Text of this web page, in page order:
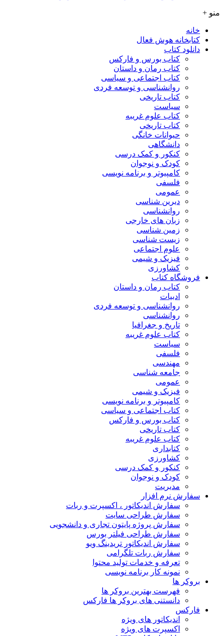
منو +
خانه
کتابخانه هوش فعال
دانلود کتاب
کتاب بورس و فارکس
کتاب رمان و داستان
کتاب اجتماعی و سیاسی
روانشناسی و توسعه فردی
کتاب تاریخی
سیاست
کتاب علوم غریبه
کتاب تاریخی
حیوانات خانگی
دانشگاهی
کنکور و کمک‌ درسی
کودک و نوجوان
کامپیوتر و برنامه نویسی
فلسفی
عمومی
دیرین شناسی
روانشناسی
زبان های خارجی
زمین شناسی
زیست شناسی
علوم اجتماعی
فیزیک و شیمی
کشاورزی
فروشگاه کتاب
کتاب رمان و داستان
ادبیات
روانشناسی و توسعه فردی
روانشناسی
تاریخ و جغرافیا
کتاب علوم غریبه
سیاست
فلسفی
مهندسی
جامعه شناسی
عمومی
فیزیک و شیمی
کامپیوتر و برنامه نویسی
کتاب اجتماعی و سیاسی
کتاب بورس و فارکس
کتاب تاریخی
کتاب علوم غریبه
کتابداری
کشاورزی
کنکور و کمک‌ درسی
کودک و نوجوان
مدیریت
سفارش نرم افزار
سفارش اندیکاتور ، اکسپرت و ربات
سفارش طراحی سایت
سفارش پروژه پایتون تجاری و دانشجویی
سفارش طراحی فیلتر بورس
سفارش اندیکاتور تریدینگ ویو
سفارش ربات تلگرامی
تعرفه و خدمات تولید محتوا
نمونه کار برنامه نویسی
بروکر ها
فهرست بهترین بروکر ها
دانستنی های بروکر ها فارکس
فارکس
اندیکاتور های ویژه
اکسپرت های ویژه